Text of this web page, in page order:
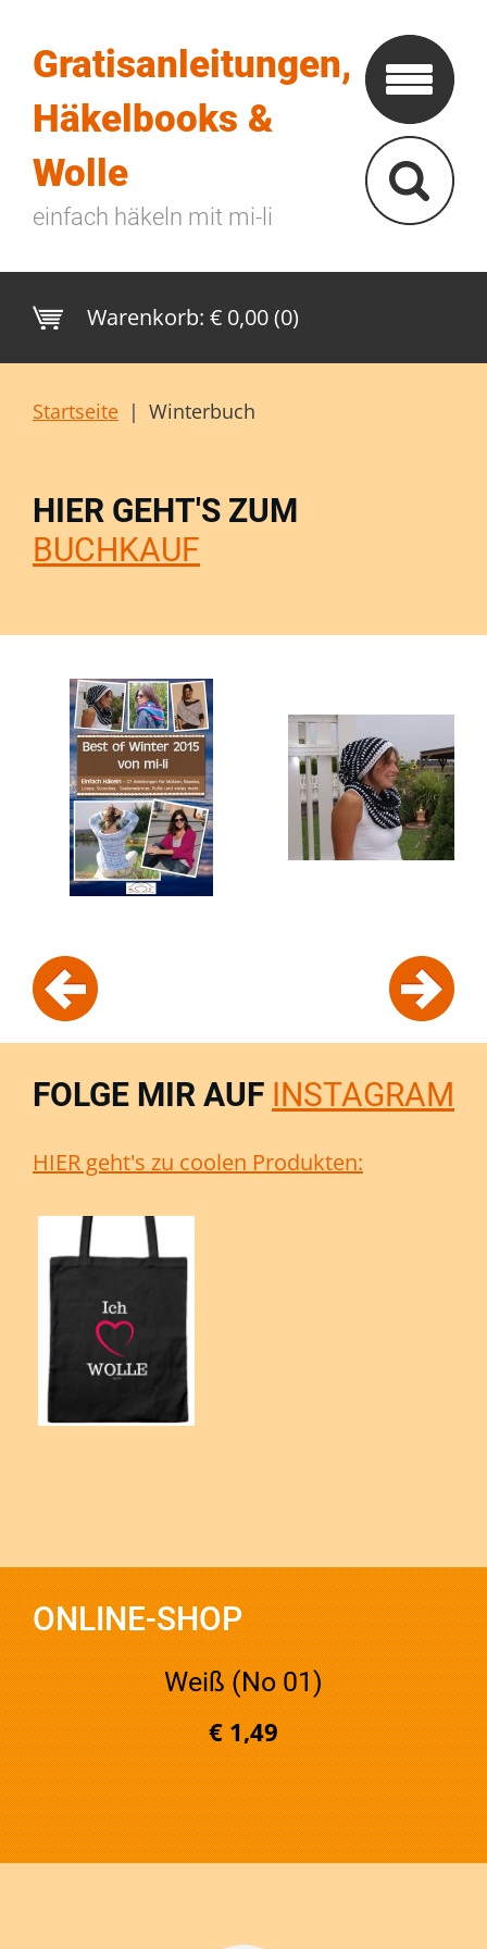
Gratisanleitungen,
Häkelbooks &
Wolle
einfach häkeln mit mi-li
Warenkorb: € 0,00 (0)
Startseite | Winterbuch
HIER GEHT'S ZUM
BUCHKAUF
FOLGE MIR AUF INSTAGRAM
HIER geht's zu coolen Produkten:
ONLINE-SHOP
Weiß (No 01)
€ 1,49